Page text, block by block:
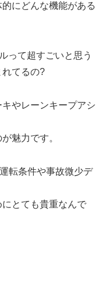
にどんな機能がある
って超すごいと思う
れてるの?
やレーンキープアシ
魅力です。
転条件や事故微少デ
とても貴重なんで